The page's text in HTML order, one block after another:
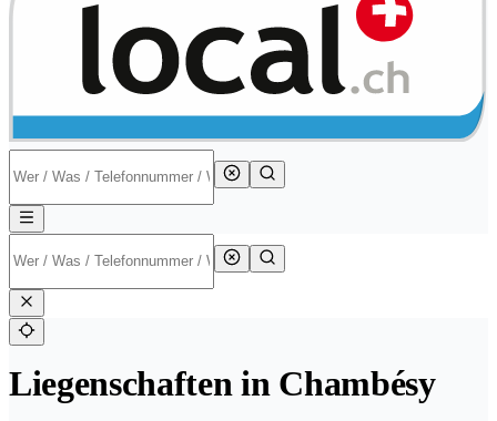
Liegenschaften in Chambésy